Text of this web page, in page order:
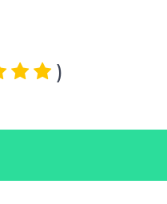
)